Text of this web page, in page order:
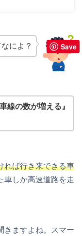
によ？
線の数が増える』
れば行き来できる車
車しか高速道路を走
きますよね。スマー
Save